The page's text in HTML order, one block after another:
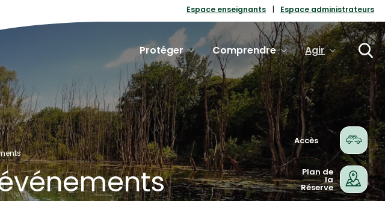
Espace enseignants Espace administrateurs
rhénane alluviale
Protéger Comprendre Agir
Accès
Plan de
la
Réserve